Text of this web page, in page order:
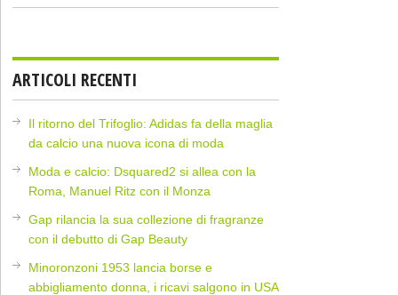
ARTICOLI RECENTI
Il ritorno del Trifoglio: Adidas fa della maglia
da calcio una nuova icona di moda
Moda e calcio: Dsquared2 si allea con la
Roma, Manuel Ritz con il Monza
Gap rilancia la sua collezione di fragranze
con il debutto di Gap Beauty
Minoronzoni 1953 lancia borse e
abbigliamento donna, i ricavi salgono in USA